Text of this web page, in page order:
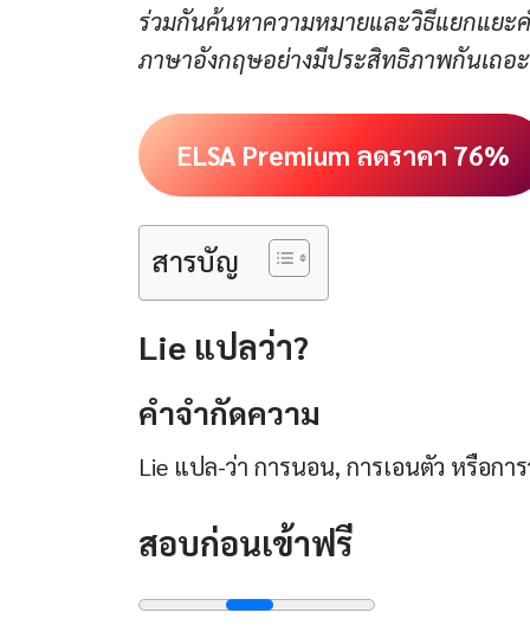
ร่วมกันค้นหาความหมายและวิธีแยกแยะค
ภาษาอังกฤษอย่างมีประสิทธิภาพกันเถอ
ELSA Premium ลดราคา 76%
สารบัญ
Lie แปลว่า?
คําจํากัดความ
Lie แปล-ว่า การนอน, การเอนตัว หรือกา
สอบก่อนเข้าฟรี